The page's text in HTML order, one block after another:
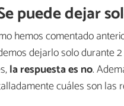
puede dejar
hemos comentado
dejarlo solo durante
la respuesta es no.
cuáles son las